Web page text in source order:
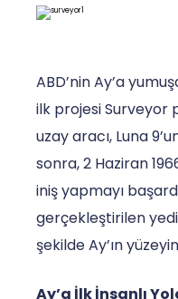
ABD’nin Ay’a
ilk projesi Surveyor
uzay aracı, Luna
sonra, 2 Haziran
iniş yapmayı
gerçekleştirilen
şekilde Ay’ın
Ay’a İlk İnsanlı